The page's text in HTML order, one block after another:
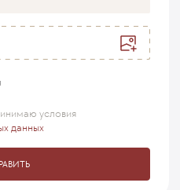
условия
данных